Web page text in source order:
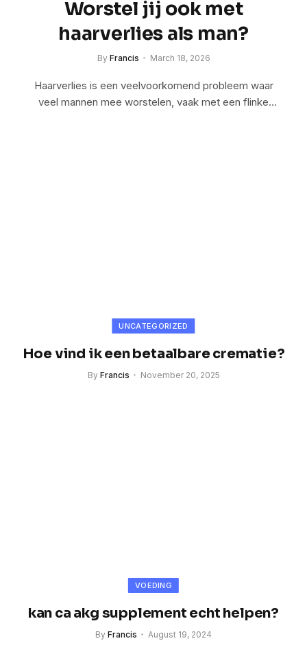
Worstel jij ook met
haarverlies als man?
By Francis March 18, 2026
Haarverlies is een veelvoorkomend probleem waar
veel mannen mee worstelen, vaak met een flinke
UNCATEGORIZED
Hoe vind ik een betaalbare crematie?
By Francis November 20, 2025
VOEDING
kan ca akg supplement echt helpen?
By Francis August 19, 2024